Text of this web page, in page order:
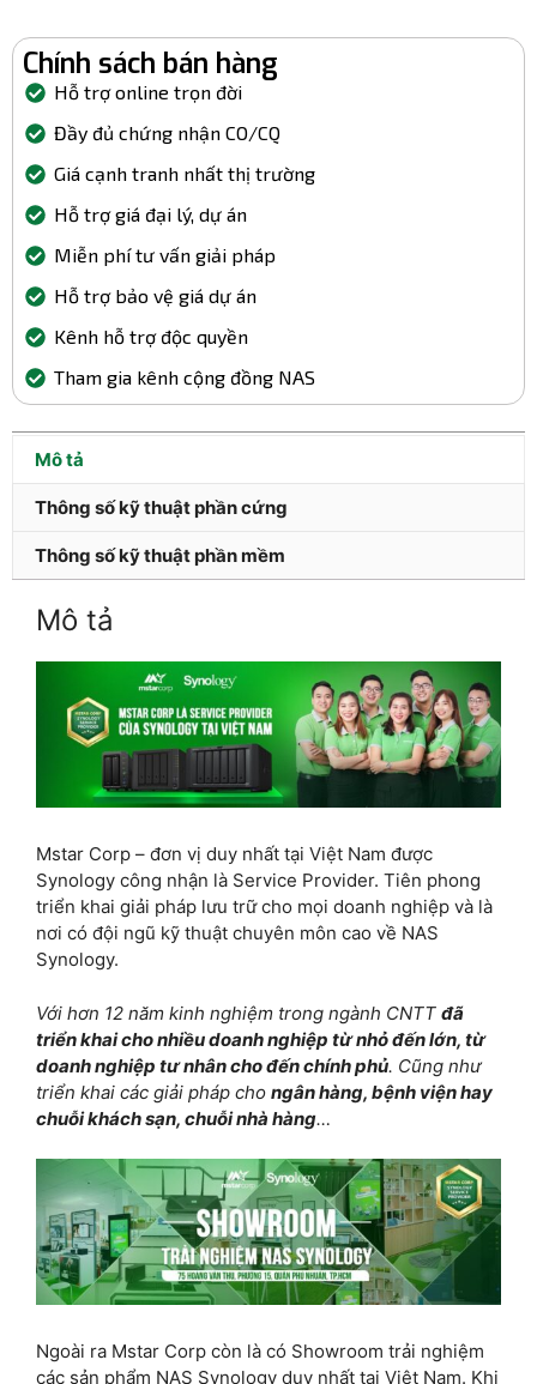
Chính sách bán hàng
Hỗ trợ online trọn đời
Đầy đủ chứng nhận CO/CQ
Giá cạnh tranh nhất thị trường
Hỗ trợ giá đại lý, dự án
Miễn phí tư vấn giải pháp
Hỗ trợ bảo vệ giá dự án
Kênh hỗ trợ độc quyền
Tham gia kênh cộng đồng NAS
Mô tả
Thông số kỹ thuật phần cứng
Thông số kỹ thuật phần mềm
Mô tả
Mstar Corp – đơn vị duy nhất tại Việt Nam được
Synology công nhận là Service Provider. Tiên phong
triển khai giải pháp lưu trữ cho mọi doanh nghiệp và là
nơi có đội ngũ kỹ thuật chuyên môn cao về NAS
Synology.
Với hơn 12 năm kinh nghiệm trong ngành CNTT đã
triển khai cho nhiều doanh nghiệp từ nhỏ đến lớn, từ
doanh nghiệp tư nhân cho đến chính phủ. Cũng như
triển khai các giải pháp cho ngân hàng, bệnh viện hay
chuỗi khách sạn, chuỗi nhà hàng…
Ngoài ra Mstar Corp còn là có Showroom trải nghiệm
các sản phẩm NAS Synology duy nhất tại Việt Nam. Khi